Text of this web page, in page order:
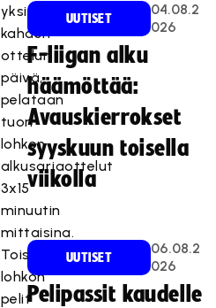
yksi
kahden
ottelun
päivä,
pelataan
tuon
lohkon
alkusarjaottelut
3x15
minuutin
mittaisina.
Toisen
lohkon
pelit
UUTISET
04.08.2
026
F-liigan alku
häämöttää:
Avauskierrokset
syyskuun toisella
viikolla
UUTISET
06.08.2
026
Pelipassit kaudelle